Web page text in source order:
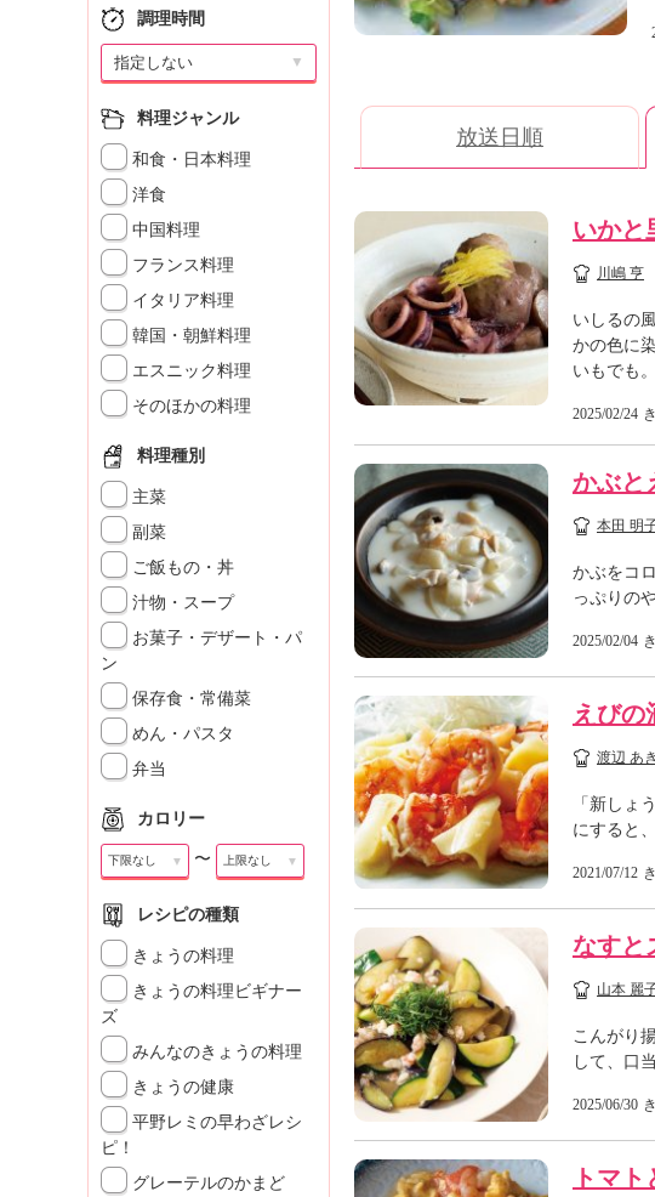
ョ
ナ
み
な
き
う
の
料
理
」
調理時間
▼
料理ジャンル
和食・日本料理
洋食
中国料理
フランス料理
イタリア料理
韓国・朝鮮料理
エスニック料理
そのほかの料理
料理種別
主菜
副菜
ご飯もの・丼
汁物・スープ
お菓子・デザート・パ
ン
保存食・常備菜
めん・パスタ
弁当
カロリー
▼ 〜 ▼
レシピの種類
きょうの料理
きょうの料理ビギナー
ズ
みんなのきょうの料理
きょうの健康
平野レミの早わざレシ
ピ！
グレーテルのかまど
放送日順
いかと
川嶋 亨
いしるの
かの色に
いもでも
2025/02/24
かぶと
本田 明
かぶをコ
っぷりの
2025/02/04
えびの
渡辺 あ
「新しょ
にすると
2021/07/12
なすと
山本 麗
こんがり
して、口
2025/06/30
トマ